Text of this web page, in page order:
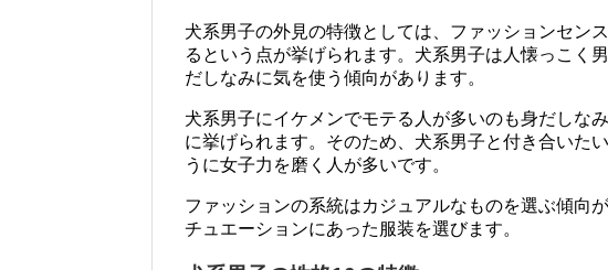
犬系男子の外見の特徴としては、ファッションセン
るという点が挙げられます。犬系男子は人懐っこく
だしなみに気を使う傾向があります。
犬系男子にイケメンでモテる人が多いのも身だしな
に挙げられます。そのため、犬系男子と付き合いた
うに女子力を磨く人が多いです。
ファッションの系統はカジュアルなものを選ぶ傾向
チュエーションにあった服装を選びます。